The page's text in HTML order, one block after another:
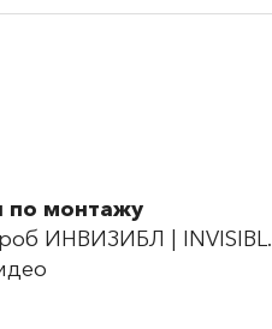
по монтажу
ИНВИЗИБЛ | INVISIBL.